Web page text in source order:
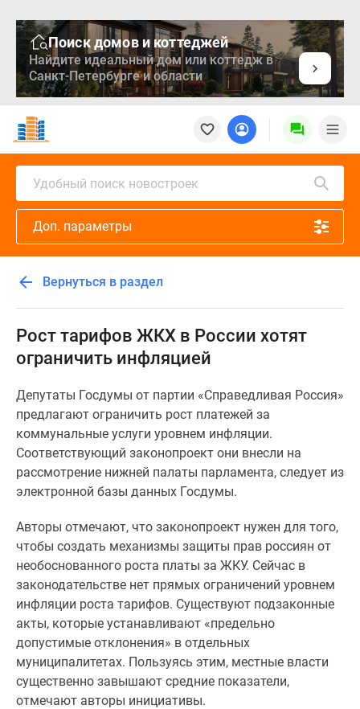
Поиск домов и коттеджей
Найдите идеальный дом или коттедж в
Санкт-Петербурге и области
Новостройки
Квартиры
Ипотека
Медиа
проекте
Контакты
Реклама
сайте
Дзен
Продавцы
Коммерческие
помещения
Квартиры
карте
Эксперты
авторы
Машино-
Специальные
предложения
Апартаменты
Новостройки
карте
Удобный поиск новостроек
Доп. параметры
Вернуться в раздел
Рост тарифов ЖКХ в России хотят
ограничить инфляцией
Депутаты Госдумы от партии «Справедливая Россия»
предлагают ограничить рост платежей за
коммунальные услуги уровнем инфляции.
Соответствующий законопроект они внесли на
рассмотрение нижней палаты парламента, следует из
электронной базы данных Госдумы.
Авторы отмечают, что законопроект нужен для того,
чтобы создать механизмы защиты прав россиян от
необоснованного роста платы за ЖКУ. Сейчас в
законодательстве нет прямых ограничений уровнем
инфляции роста тарифов. Существуют подзаконные
акты, которые устанавливают «предельно
допустимые отклонения» в отдельных
муниципалитетах. Пользуясь этим, местные власти
существенно завышают средние показатели,
отмечают авторы инициативы.